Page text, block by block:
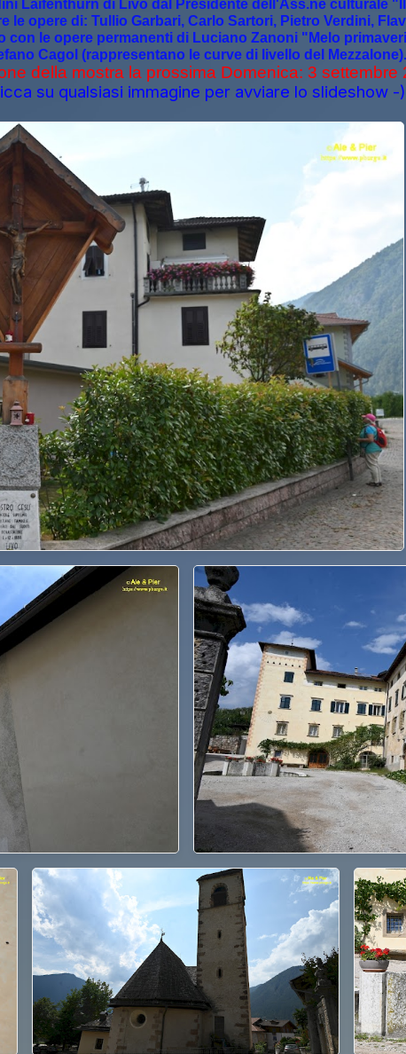
Laifenthurn di Livo dal Presidente dell'Ass.ne culturale
le opere di: Tullio Garbari, Carlo Sartori, Pietro Verdini,
con le opere permanenti di Luciano Zanoni "Melo
Cagol (rappresentano le curve di livello del Mezzalone).
della mostra la prossima Domenica: 3 settembre
su qualsiasi immagine per avviare lo slideshow -)